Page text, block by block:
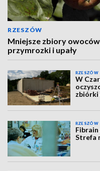
RZESZÓW
Mniejsze zbiory
przymrozki i upały
RZESZÓW
W
zbiórki
RZESZÓW
Strefa